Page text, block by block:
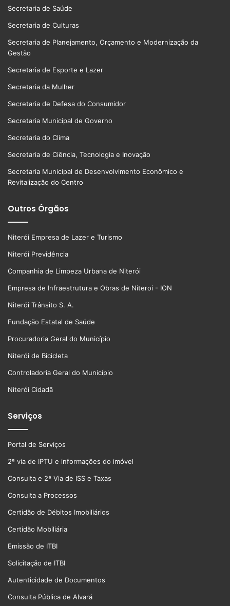
Secretaria de Saúde
Secretaria de Culturas
Secretaria de Planejamento, Orçamento e Modernização da
Gestão
Secretaria de Esporte e Lazer
Secretaria da Mulher
Secretaria de Defesa do Consumidor
Secretaria Municipal de Governo
Secretaria do Clima
Secretaria de Ciência, Tecnologia e Inovação
Secretaria Municipal de Desenvolvimento Econômico e
Revitalização do Centro
Outros Órgãos
Niterói Empresa de Lazer e Turismo
Niterói Previdência
Companhia de Limpeza Urbana de Niterói
Empresa de Infraestrutura e Obras de Niteroi - ION
Niterói Trânsito S. A.
Fundação Estatal de Saúde
Procuradoria Geral do Município
Niterói de Bicicleta
Controladoria Geral do Município
Niterói Cidadã
Serviços
Portal de Serviços
2ª via de IPTU e informações do imóvel
Consulta e 2ª Via de ISS e Taxas
Consulta a Processos
Certidão de Débitos Imobiliários
Certidão Mobiliária
Emissão de ITBI
Solicitação de ITBI
Autenticidade de Documentos
Consulta Pública de Alvará